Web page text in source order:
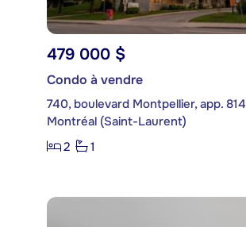
479 000 $
Condo à vendre
740, boulevard Montpellier, app. 814
Montréal (Saint-Laurent)
2
1